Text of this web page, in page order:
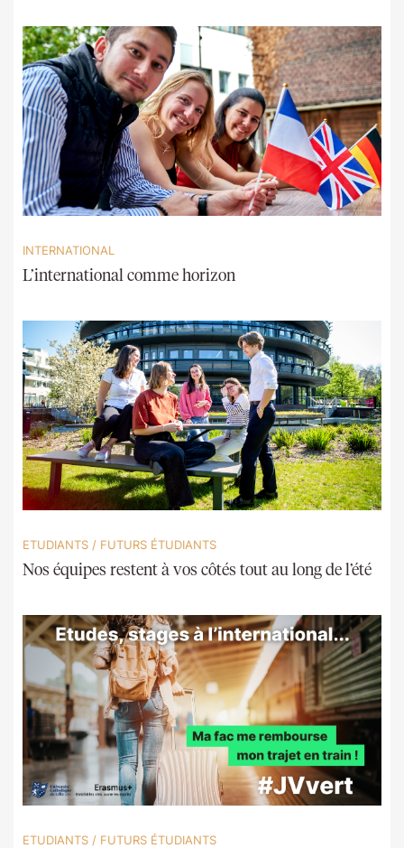
INTERNATIONAL
L’international comme horizon
ETUDIANTS / FUTURS ÉTUDIANTS
Nos équipes restent à vos côtés tout au long de l’été
ETUDIANTS / FUTURS ÉTUDIANTS